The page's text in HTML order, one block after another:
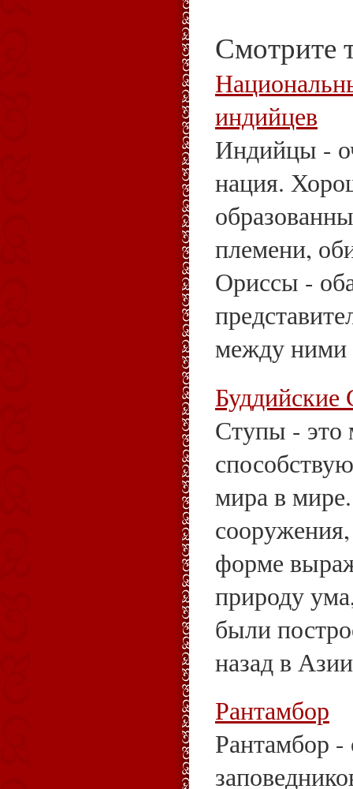
Смотрите
индийцев
Индийцы -
нация.
племени,
Ориссы -
между ними
Ступы -
мира в
форме
природу
были
назад в
Рантамбор
Рантамбор